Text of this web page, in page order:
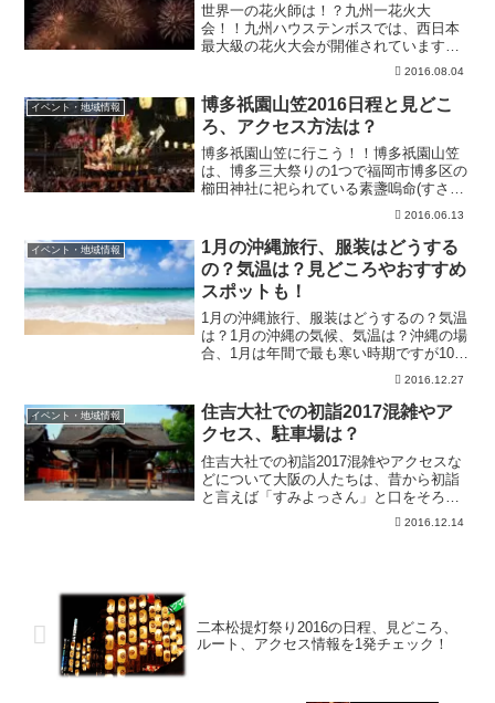
世界一の花火師は！？九州一花火大
会！！九州ハウステンボスでは、西日本
最大級の花火大会が開催されています！
この花火大会は、日本と海外の花火師の
の建物と日本の花火が融合され、幻想的
な雰囲気を味わうことが出来ま...
2016.08.04
イベント・地域情報
博多祇園山笠2016日程と見どこ
ろ、アクセス方法は？
博多祇園山笠に行こう！！博多祇園山笠
は、博多三大祭りの1つで福岡市博多区の
櫛田神社に祀られている素盞嗚命(すさの
おのみこと)への奉納神事で、その起源は
鎌倉時代まで遡ると言われる伝統的な行
事です。博多の男衆が山笠を担いで駆け
抜ける姿はとても有...
2016.06.13
イベント・地域情報
1月の沖縄旅行、服装はどうする
の？気温は？見どころやおすすめ
スポットも！
1月の沖縄旅行、服装はどうするの？気温
は？1月の沖縄の気候、気温は？沖縄の場
合、1月は年間で最も寒い時期ですが10℃
以下になる日はほとんどありません。平
均気温は17度ですが、海に囲まれている
ので風が強く気温以上に寒く感じること
もあります。し...
2016.12.27
イベント・地域情報
住吉大社での初詣2017混雑やア
クセス、駐車場は？
住吉大社での初詣2017混雑やアクセスな
どについて大阪の人たちは、昔から初詣
と言えば「すみよっさん」と口をそろえ
ます。0時ちょうどになると太鼓が打ち鳴
2016.12.14
二本松提灯祭り2016の日程、見どころ、
ルート、アクセス情報を1発チェック！